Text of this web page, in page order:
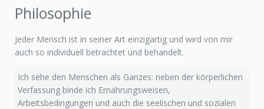
Philosophie
Jeder Mensch ist in seiner Art einzigartig und wird von mir
auch so individuell betrachtet und behandelt.
Ich sehe den Menschen als Ganzes: neben der körperlichen
Verfassung binde ich Ernährungsweisen,
Arbeitsbedingungen und auch die seelischen und sozialen